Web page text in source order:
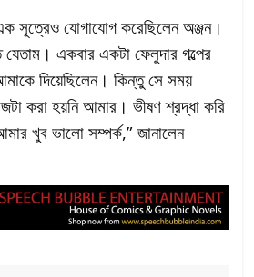
সূত্রেও যোগাযোগ করেছিলেন অঞ্জন।
যেতাম। একবার একটা ফেলুদার গল্পের
দিয়েছিলেন। কিন্তু সে সময়
করা হয়নি আমার। ভীষণ শ্রদ্ধা করি
খুব ভালো সম্পর্ক,” জানালেন